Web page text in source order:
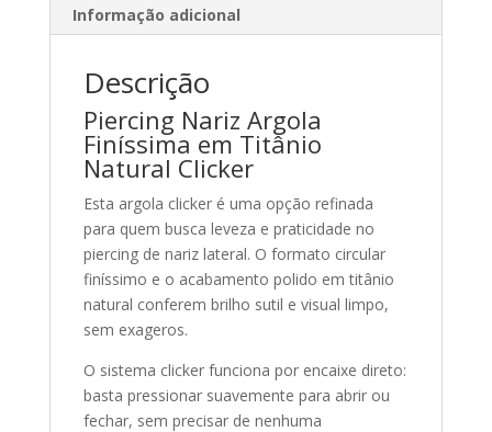
Informação adicional
Descrição
Piercing Nariz Argola
Finíssima em Titânio
Natural Clicker
Esta argola clicker é uma opção refinada
para quem busca leveza e praticidade no
piercing de nariz lateral. O formato circular
finíssimo e o acabamento polido em titânio
natural conferem brilho sutil e visual limpo,
sem exageros.
O sistema clicker funciona por encaixe direto:
basta pressionar suavemente para abrir ou
fechar, sem precisar de nenhuma